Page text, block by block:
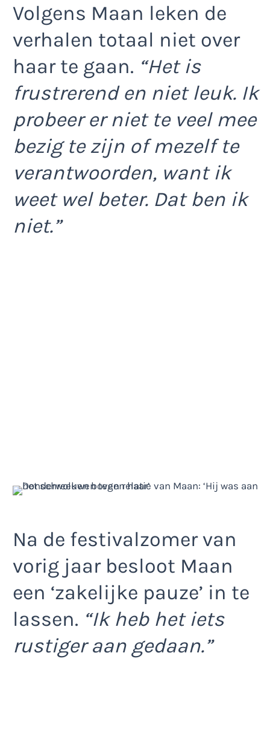
Volgens Maan leken de
verhalen totaal niet over
haar te gaan. “Het is
frustrerend en niet leuk. Ik
probeer er niet te veel mee
bezig te zijn of mezelf te
verantwoorden, want ik
weet wel beter. Dat ben ik
niet.”
Na de festivalzomer van
vorig jaar besloot Maan
een ‘zakelijke pauze’ in te
lassen. “Ik heb het iets
rustiger aan gedaan.”